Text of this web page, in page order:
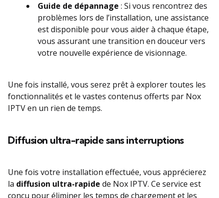
Guide de dépannage : Si vous rencontrez des
problèmes lors de l’installation, une assistance
est disponible pour vous aider à chaque étape,
vous assurant une transition en douceur vers
votre nouvelle expérience de visionnage.
Une fois installé, vous serez prêt à explorer toutes les
fonctionnalités et le vastes contenus offerts par Nox
IPTV en un rien de temps.
Diffusion ultra-rapide sans interruptions
Une fois votre installation effectuée, vous apprécierez
la diffusion ultra-rapide de Nox IPTV. Ce service est
conçu pour éliminer les temps de chargement et les